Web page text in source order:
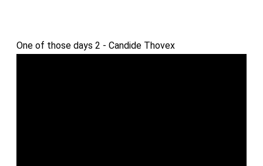
One of those days 2 - Candide Thovex